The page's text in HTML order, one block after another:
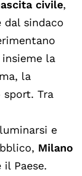
civile,
sindaco
la
la
Tra
e
Milano
Paese.